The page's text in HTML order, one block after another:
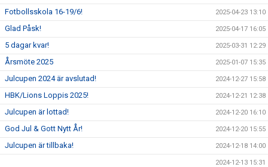
Fotbollsskola 16-19/6! 2025-04-23 13:10
Glad Påsk! 2025-04-17 16:05
5 dagar kvar! 2025-03-31 12:29
Årsmöte 2025 2025-01-07 15:35
Julcupen 2024 är avslutad! 2024-12-27 15:58
HBK/Lions Loppis 2025! 2024-12-21 12:38
Julcupen är lottad! 2024-12-20 16:10
God Jul & Gott Nytt År! 2024-12-20 15:55
Julcupen är tillbaka! 2024-12-18 14:00
2024-12-13 15:31